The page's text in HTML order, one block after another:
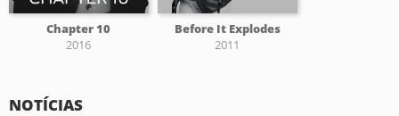
Chapter 10
2016
Before It Explodes
2011
NOTÍCIAS